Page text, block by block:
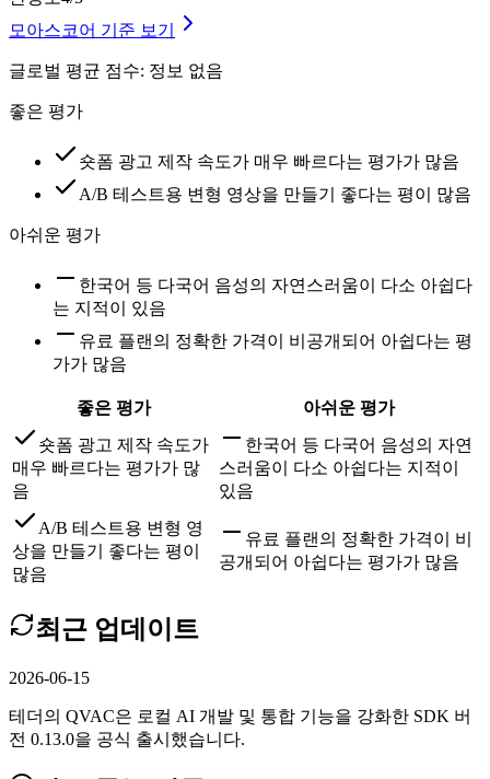
모아스코어 기준 보기
글로벌 평균 점수: 정보 없음
좋은 평가
숏폼 광고 제작 속도가 매우 빠르다는 평가가 많음
A/B 테스트용 변형 영상을 만들기 좋다는 평이 많음
아쉬운 평가
한국어 등 다국어 음성의 자연스러움이 다소 아쉽다
는 지적이 있음
유료 플랜의 정확한 가격이 비공개되어 아쉽다는 평
가가 많음
좋은 평가
아쉬운 평가
숏폼 광고 제작 속도가
매우 빠르다는 평가가 많
음
한국어 등 다국어 음성의 자연
스러움이 다소 아쉽다는 지적이
있음
A/B 테스트용 변형 영
상을 만들기 좋다는 평이
많음
유료 플랜의 정확한 가격이 비
공개되어 아쉽다는 평가가 많음
최근 업데이트
2026-06-15
테더의 QVAC은 로컬 AI 개발 및 통합 기능을 강화한 SDK 버
전 0.13.0을 공식 출시했습니다.